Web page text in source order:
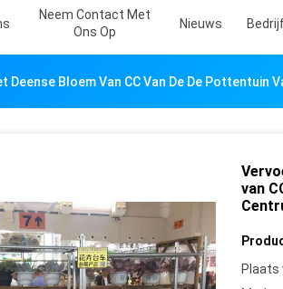
Neem Contact Met
Ons Op
Nieuws
Deense Bloem Van CC Van De De
van
Plaats